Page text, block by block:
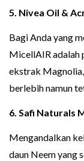
5. Nivea Oil &
Bagi Anda yang
MicellAIR adalah
ekstrak
berlebih namun
6. Safi Naturals
Mengandalkan
daun Neem yang